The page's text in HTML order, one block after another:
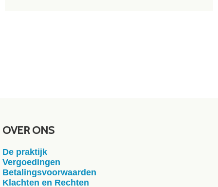
OVER ONS
De praktijk
Vergoedingen
Betalingsvoorwaarden
Klachten en Rechten